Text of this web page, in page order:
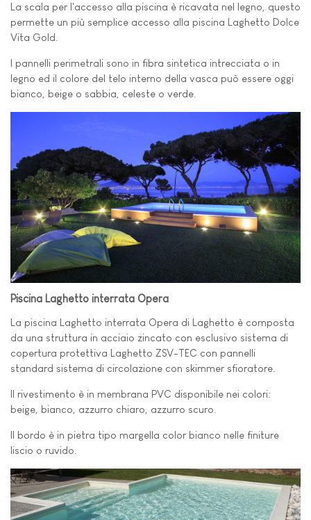
La scala per l'accesso alla piscina è ricavata nel legno, questo
permette un più semplice accesso alla piscina Laghetto Dolce
Vita Gold.
I pannelli perimetrali sono in fibra sintetica intrecciata o in
legno ed il colore del telo interno della vasca può essere oggi
bianco, beige o sabbia, celeste o verde.
Piscina Laghetto interrata Opera
La piscina Laghetto interrata Opera di Laghetto è composta
da una struttura in acciaio zincato con esclusivo sistema di
copertura protettiva Laghetto ZSV-TEC con pannelli
standard sistema di circolazione con skimmer sfioratore.
Il rivestimento è in membrana PVC disponibile nei colori:
beige, bianco, azzurro chiaro, azzurro scuro.
Il bordo è in pietra tipo margella color bianco nelle finiture
liscio o ruvido.